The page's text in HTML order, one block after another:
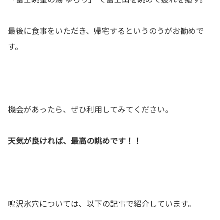
最後に食事をいただき、帰宅するというのうがお勧めで
す。
機会があったら、ぜひ利用してみてください。
天気が良ければ、最高の眺めです！！
鳴沢氷穴については、以下の記事で紹介しています。